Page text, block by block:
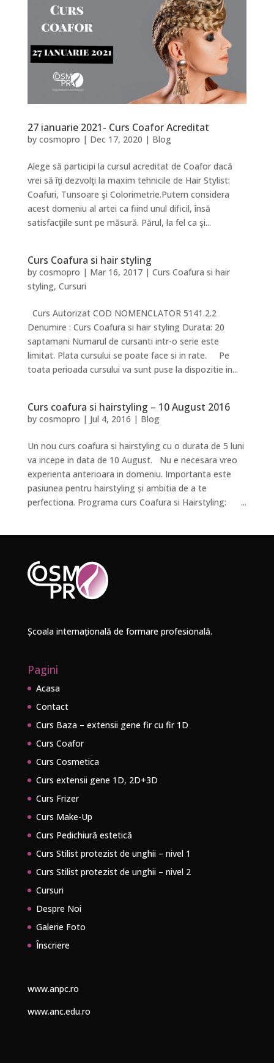
27 ianuarie 2021- Curs Coafor Acreditat
by cosmopro | Dec 17, 2020 | Blog
Alege să participi la cursul acreditat de Coafor dacă
vrei să îţi dezvolţi la maxim tehnicile de Hair Stylist:
Coafuri, Tunsoare şi Colorimetrie.Putem considera
acest domeniu al artei ca fiind unul dificil, însă
satisfacţiile sunt pe măsură. Părul, la fel ca şi...
Curs Coafura si hair styling
by cosmopro | Mar 16, 2017| Curs Coafura si hair
styling, Cursuri
Curs Autorizat COD NOMENCLATOR 5141.2.2
Denumire : Curs Coafura si hair styling Durata: 20
saptamani Numarul de cursanti intr-o serie este
limitat. Plata cursului se poate face si in rate. Pe
toata perioada cursului va sunt puse la dispozitie in...
Curs coafura si hairstyling – 10 August 2016
by cosmopro | Jul 4, 2016 | Blog
Un nou curs coafura si hairstyling cu o durata de 5 luni
va incepe in data de 10 August. Nu e necesara vreo
experienta anterioara in domeniu. Importanta este
pasiunea pentru hairstyling și ambitia de a te
perfectiona. Programa curs Coafura si Hairstyling: ...
Școala internațională de formare profesională.
Pagini
Acasa
Contact
Curs Baza – extensii gene fir cu fir 1D
Curs Coafor
Curs Cosmetica
Curs extensii gene 1D, 2D+3D
Curs Frizer
Curs Make-Up
Curs Pedichiură estetică
Curs Stilist protezist de unghii – nivel 1
Curs Stilist protezist de unghii – nivel 2
Cursuri
Despre Noi
Galerie Foto
Înscriere
www.anpc.ro
www.anc.edu.ro